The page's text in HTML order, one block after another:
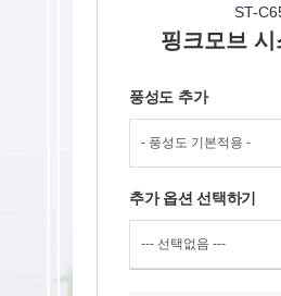
ST-
핑크모브
풍성도 추가
추가 옵션 선택하기